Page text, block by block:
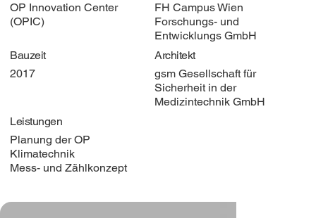
OP Innovation Center
(OPIC)
FH Campus Wien
Forschungs- und
Entwicklungs GmbH
2017
Bauzeit
gsm Gesellschaft für
Sicherheit in der
Medizintechnik GmbH
Architekt
Planung der OP
Klimatechnik
Mess- und Zählkonzept
Leistungen